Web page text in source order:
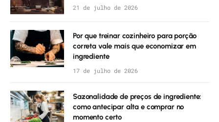
21 de julho de 2026
Por que treinar cozinheiro para porção
correta vale mais que economizar em
ingrediente
17 de julho de 2026
Sazonalidade de preços de ingrediente:
como antecipar alta e comprar no
momento certo